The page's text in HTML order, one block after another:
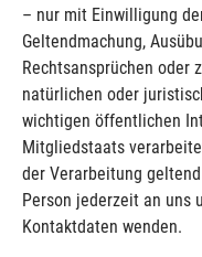
– nur mit Einwilligung
Geltendmachung,
Rechtsansprüchen oder
natürlichen oder
wichtigen öffentlichen
Mitgliedstaats
der Verarbeitung
Person jederzeit an uns
Kontaktdaten wenden.